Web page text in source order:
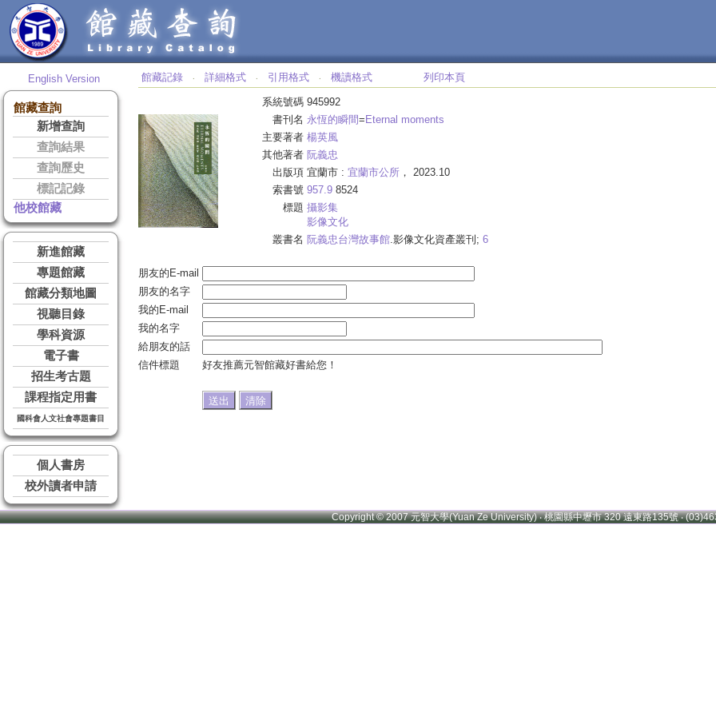
English Version
館藏查詢
新增查詢
查詢結果
查詢歷史
標記記錄
他校館藏
新進館藏
專題館藏
館藏分類地圖
視聽目錄
學科資源
電子書
招生考古題
課程指定用書
國科會人文社會專題書目
個人書房
校外讀者申請
館藏記錄 ‧ 詳細格式 ‧ 引用格式 ‧ 機讀格式 列印本頁
系統號碼 945992
書刊名 永恆的瞬間= Eternal moments
主要著者 楊英風
其他著者 阮義忠
出版項 宜蘭市 : 宜蘭市公所 ， 2023.10
索書號 957.9 8524
標題 攝影集
影像文化
叢書名 阮義忠台灣故事館.影像文化資產叢刊; 6
朋友的E-mail
朋友的名字
我的E-mail
我的名字
給朋友的話
信件標題
好友推薦元智館藏好書給您！
Copyright © 2007 元智大學(Yuan Ze University) ‧ 桃園縣中壢市 320 遠東路135號 ‧